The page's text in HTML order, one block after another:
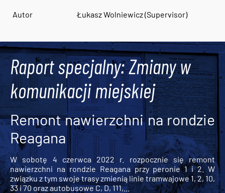
Autor Łukasz Wolniewicz (Supervisor)
Raport specjalny: Zmiany w
komunikacji miejskiej
Remont nawierzchni na rondzie
Reagana
W sobotę 4 czerwca 2022 r. rozpocznie się remont
nawierzchni na rondzie Reagana przy peronie 1 i 2. W
związku z tym swoje trasy zmienią linie tramwajowe 1, 2, 10,
33 i 70 oraz autobusowe C, D, 111,...